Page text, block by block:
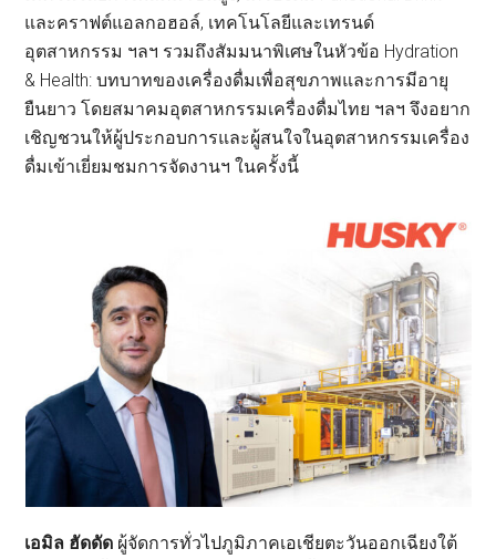
และคราฟต์แอลกอฮอล์, เทคโนโลยีและเทรนด์
อุตสาหกรรม ฯลฯ รวมถึงสัมมนาพิเศษในหัวข้อ Hydration
& Health: บทบาทของเครื่องดื่มเพื่อสุขภาพและการมีอายุ
ยืนยาว โดยสมาคมอุตสาหกรรมเครื่องดื่มไทย ฯลฯ จึงอยาก
เชิญชวนให้ผู้ประกอบการและผู้สนใจในอุตสาหกรรมเครื่อง
ดื่มเข้าเยี่ยมชมการจัดงานฯ ในครั้งนี้
เอมิล ฮัดดัด ผู้จัดการทั่วไปภูมิภาคเอเชียตะวันออกเฉียงใต้